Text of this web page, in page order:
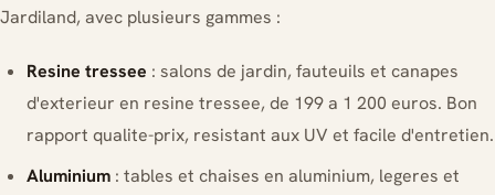
Jardiland, avec plusieurs gammes :
Resine tressee : salons de jardin, fauteuils et canapes
d'exterieur en resine tressee, de 199 a 1 200 euros. Bon
rapport qualite-prix, resistant aux UV et facile d'entretien.
Aluminium : tables et chaises en aluminium, legeres et